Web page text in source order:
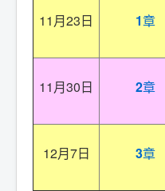
11月23日 1章
11月30日 2章
12月7日 3章